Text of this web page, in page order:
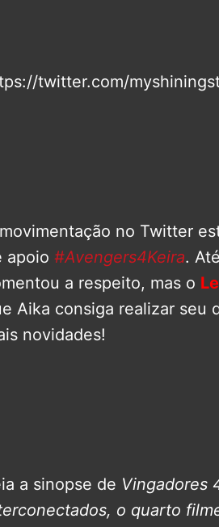
twitter.com/
no Twitter
apoio #Avengers4Keira.
a respeito, mas o
Aika consiga realizar seu
novidades!
a sinopse de Vingadores
o quarto